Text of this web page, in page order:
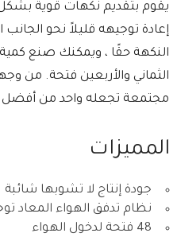
يقوم بتقديم نكهات قوية
إعادة توجيهه قليلاً نحو
النكهة حقًا ، ويمكنك صنع
الثماني والأربعين فتحة. من
مجتمعة تجعله واحد من أفضل
المميزات
جودة إنتاج لا تشوبها شائبة
نظام تدفق الهواء المعاد
48 فتحة لدخول الهواء